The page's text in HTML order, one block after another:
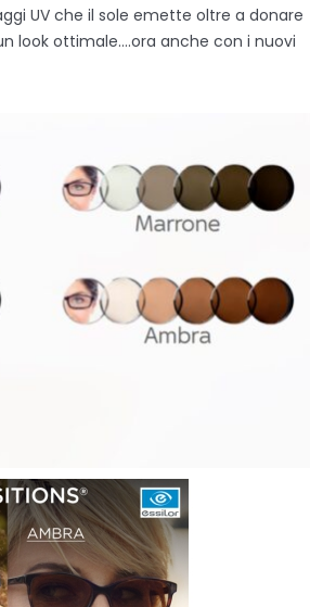
UV che il sole emette oltre a donare
look ottimale….ora anche con i nuovi